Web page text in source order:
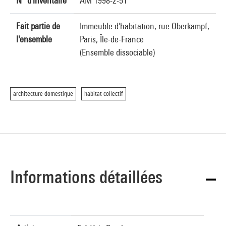
Fait partie de
l'ensemble
Immeuble d'habitation, rue Oberkampf,
Paris, Île-de-France
(Ensemble dissociable)
architecture domestique habitat collectif
Informations détaillées